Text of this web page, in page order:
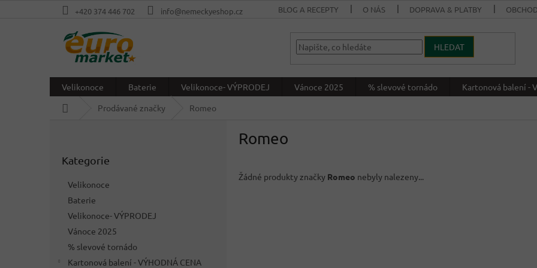
+420 374 446 702 info@nemeckyeshop.cz BLOG A RECEPTY O NÁS DOPRAVA & PLATBY
HLEDAT
Velikonoce Baterie Velikonoce- VÝPRODEJ Vánoce 2025 % slevové tornádo Kartonová balení -
Prodávané značky Romeo
kategorie
Kategorie
Velikonoce
Baterie
Velikonoce- VÝPRODEJ
Vánoce 2025
% slevové tornádo
Kartonová balení - VÝHODNÁ CENA
Romeo
Žádné produkty značky Romeo nebyly nalezeny...